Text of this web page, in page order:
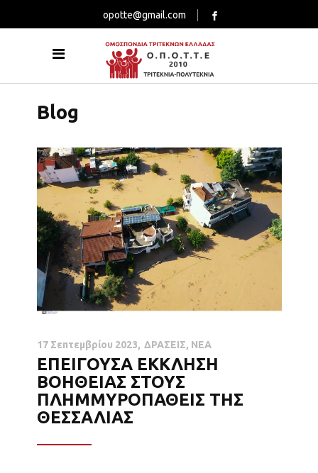
opotte@gmail.com
Blog
17 Σεπτεμβρίου 2023 ΔΡΑΣΕΙΣ, ΝΕΑ
ΕΠΕΙΓΟΥΣΑ ΕΚΚΛΗΣΗ
ΒΟΗΘΕΙΑΣ ΣΤΟΥΣ
ΠΛΗΜΜΥΡΟΠΑΘΕΙΣ ΤΗΣ
ΘΕΣΣΑΛΙΑΣ